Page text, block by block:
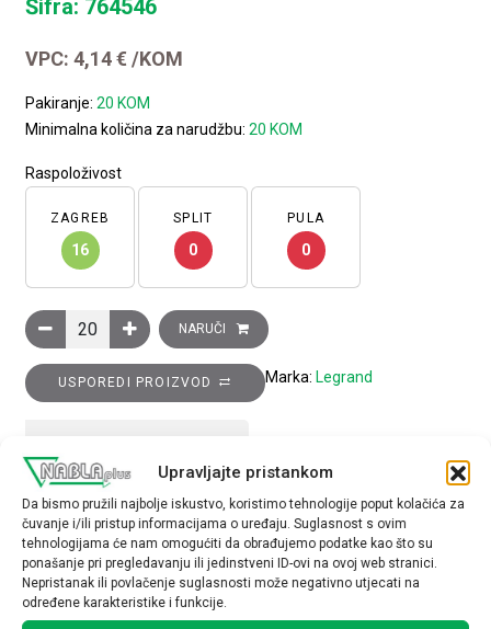
Upravljajte pristankom
Da bismo pružili najbolje iskustvo, koristimo tehnologije poput kolačića za
čuvanje i/ili pristup informacijama o uređaju. Suglasnost s ovim
tehnologijama će nam omogućiti da obrađujemo podatke kao što su
ponašanje pri pregledavanju ili jedinstveni ID-ovi na ovoj web stranici.
Nepristanak ili povlačenje suglasnosti može negativno utjecati na
određene karakteristike i funkcije.
Šifra: 764546
VPC:4,14€ /KOM
Pakiranje:20 KOM
Minimalna količina za narudžbu:20 KOM
Raspoloživost
ZAGREB
16
SPLIT
0
PULA
0
Niloé izlaz za kabel, za višesmjerne instalacije, IP20, bijeli
NARUČI
USPOREDI PROIZVOD Marka: Legrand
Povezani proizvodi